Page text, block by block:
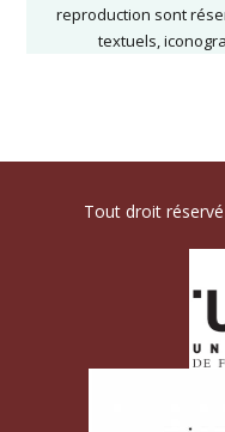
reproduction sont
textuels,
Tout droit